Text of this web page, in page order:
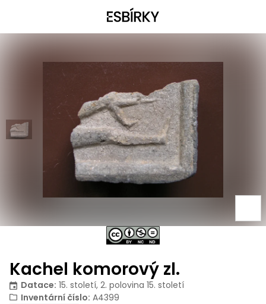
Kachel komorový zl.
Datace: 15. století, 2. polovina 15. století
Inventární číslo: A4399